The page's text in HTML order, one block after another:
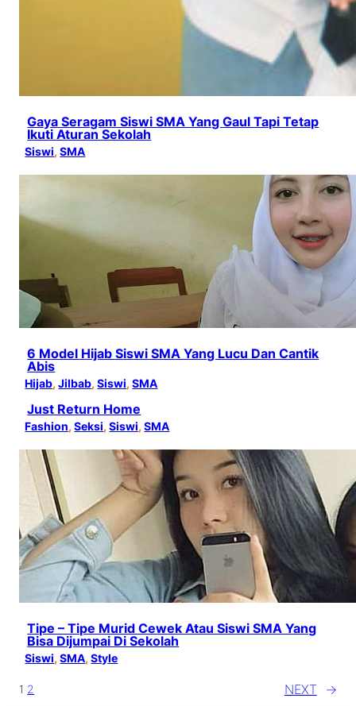
Gaya Seragam Siswi SMA Yang Gaul Tapi Tetap
Ikuti Aturan Sekolah
Siswi, SMA
6 Model Hijab Siswi SMA Yang Lucu Dan Cantik
Abis
Hijab, Jilbab, Siswi, SMA
Just Return Home
Fashion, Seksi, Siswi, SMA
Tipe – Tipe Murid Cewek Atau Siswi SMA Yang
Bisa Dijumpai Di Sekolah
Siswi, SMA, Style
1 2 NEXT →